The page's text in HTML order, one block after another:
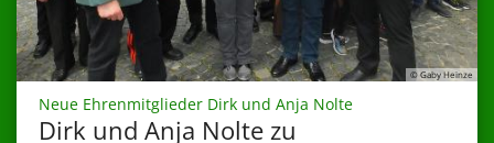
© Gaby Heinze
Neue Ehrenmitglieder Dirk und Anja Nolte:
Dirk und Anja Nolte zu